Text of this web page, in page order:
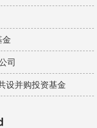
金
司
设并购投资基金